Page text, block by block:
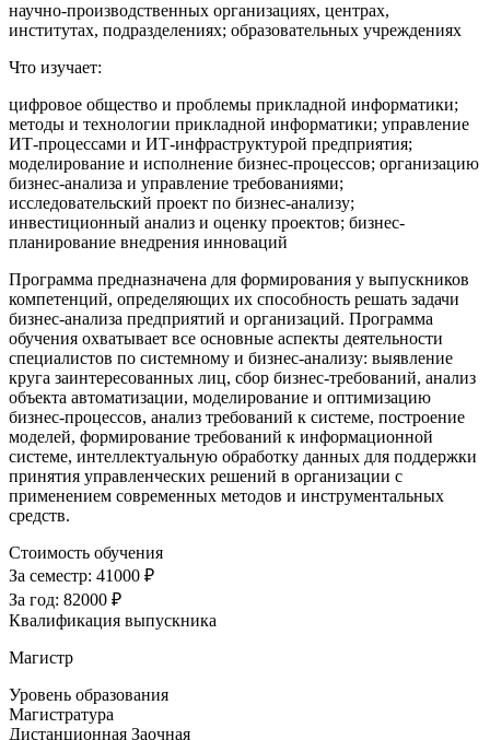
научно-производственных организациях, центрах,
институтах, подразделениях; образовательных учреждениях
Что изучает:
цифровое общество и проблемы прикладной информатики;
методы и технологии прикладной информатики; управление
ИТ-процессами и ИТ-инфраструктурой предприятия;
моделирование и исполнение бизнес-процессов; организацию
бизнес-анализа и управление требованиями;
исследовательский проект по бизнес-анализу;
инвестиционный анализ и оценку проектов; бизнес-
планирование внедрения инноваций
Программа предназначена для формирования у выпускников
компетенций, определяющих их способность решать задачи
бизнес-анализа предприятий и организаций. Программа
обучения охватывает все основные аспекты деятельности
специалистов по системному и бизнес-анализу: выявление
круга заинтересованных лиц, сбор бизнес-требований, анализ
объекта автоматизации, моделирование и оптимизацию
бизнес-процессов, анализ требований к системе, построение
моделей, формирование требований к информационной
системе, интеллектуальную обработку данных для поддержки
принятия управленческих решений в организации с
применением современных методов и инструментальных
средств.
Стоимость обучения
За семестр: 41000 ₽
За год: 82000 ₽
Квалификация выпускника
Магистр
Уровень образования
Магистратура
Дистанционная Заочная